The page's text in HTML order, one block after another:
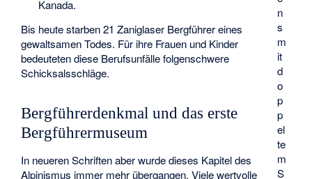
n
s
m
it
d
o
p
p
el
te
m
S
Kanada.
Bis heute starben 21 Zaniglaser Bergführer eines
gewaltsamen Todes. Für ihre Frauen und Kinder
bedeuteten diese Berufsunfälle folgenschwere
Schicksalsschläge.
Bergführerdenkmal und das erste
Bergführermuseum
In neueren Schriften aber wurde dieses Kapitel des
Alpinismus immer mehr übergangen. Viele wertvolle